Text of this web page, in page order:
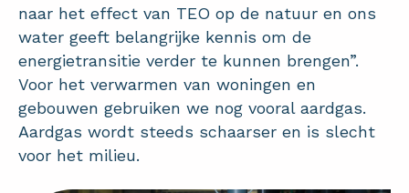
naar het effect van TEO op de natuur en ons
water geeft belangrijke kennis om de
energietransitie verder te kunnen brengen”.
Voor het verwarmen van woningen en
gebouwen gebruiken we nog vooral aardgas.
Aardgas wordt steeds schaarser en is slecht
voor het milieu.